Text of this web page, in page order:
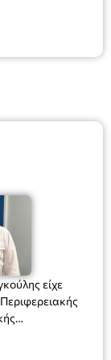
είχε
κ. Ιωάννη